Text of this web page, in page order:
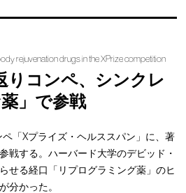
rejuvenation drugs in the XPrize competition
りコンペ、シンクレ
」で参戦
「Xプライズ・ヘルススパン」に、著
戦する。ハーバード大学のデビッド・
せる経口「リプログラミング薬」のヒ
分かった。